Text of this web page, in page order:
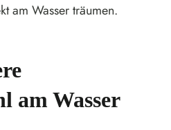
am Wasser träumen.
am Wasser